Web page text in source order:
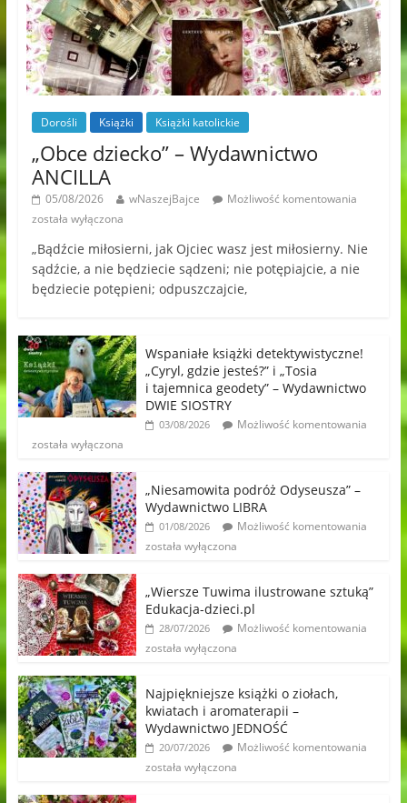
Dorośli Książki Książki katolickie
„Obce dziecko” – Wydawnictwo
ANCILLA
05/08/2026 wNaszejBajce
Możliwość komentowania
została wyłączona
„Bądźcie miłosierni, jak Ojciec wasz jest miłosierny. Nie
sądźcie, a nie będziecie sądzeni; nie potępiajcie, a nie
będziecie potępieni; odpuszczajcie,
Wspaniałe książki detektywistyczne!
„Cyryl, gdzie jesteś?” i „Tosia
i tajemnica geodety” – Wydawnictwo
DWIE SIOSTRY
03/08/2026
Możliwość komentowania
została wyłączona
„Niesamowita podróż Odyseusza” –
Wydawnictwo LIBRA
01/08/2026
Możliwość komentowania
została wyłączona
„Wiersze Tuwima ilustrowane sztuką”
Edukacja-dzieci.pl
28/07/2026
Możliwość komentowania
została wyłączona
Najpiękniejsze książki o ziołach,
kwiatach i aromaterapii –
Wydawnictwo JEDNOŚĆ
20/07/2026
Możliwość komentowania
została wyłączona